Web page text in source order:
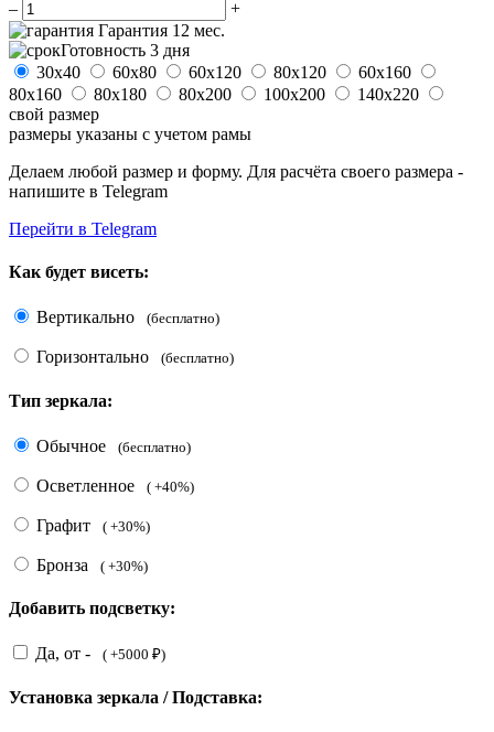
–
+
Гарантия 12 мес.
Готовность 3 дня
30x40
60x80 60x120 80x120
60x160
80x160
80x180 80x200 100x200
140x220
свой размер
размеры указаны с учетом рамы
Делаем любой размер и форму. Для расчёта своего размера -
напишите в Telegram
Перейти в Telegram
Как будет висеть:
Вертикально (бесплатно)
Горизонтально (бесплатно)
Тип зеркала:
Обычное (бесплатно)
Осветленное ( +40%)
Графит ( +30%)
Бронза ( +30%)
Добавить подсветку:
Да, от - ( +5000 ₽)
Установка зеркала / Подставка: